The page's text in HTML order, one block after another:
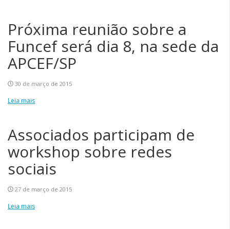
Próxima reunião sobre a
Funcef será dia 8, na sede da
APCEF/SP
30 de março de 2015
Leia mais
Associados participam de
workshop sobre redes
sociais
27 de março de 2015
Leia mais